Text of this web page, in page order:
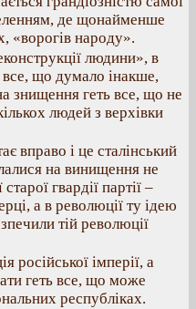
де щонайменше
«ворогів народу».
людини», в
все, що думало інакше,
геть все, що не
людей з верхівки
вправо і це сталінський
на винищення не
гвардії партії –
а в революції ту ідею
тій революції
російської імперії, а
геть все, що може
республіках.